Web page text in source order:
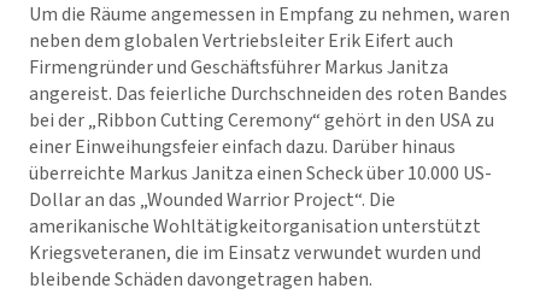
Um die Räume angemessen in Empfang zu nehmen, waren
neben dem globalen Vertriebsleiter Erik Eifert auch
Firmengründer und Geschäftsführer Markus Janitza
angereist. Das feierliche Durchschneiden des roten Bandes
bei der „Ribbon Cutting Ceremony“ gehört in den USA zu
einer Einweihungsfeier einfach dazu. Darüber hinaus
überreichte Markus Janitza einen Scheck über 10.000 US-
Dollar an das „Wounded Warrior Project“. Die
amerikanische Wohltätigkeitorganisation unterstützt
Kriegsveteranen, die im Einsatz verwundet wurden und
bleibende Schäden davongetragen haben.